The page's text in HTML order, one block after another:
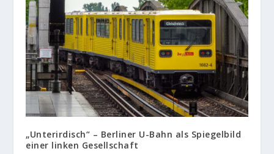
„Unterirdisch“ – Berliner U-Bahn als Spiegelbild
einer linken Gesellschaft